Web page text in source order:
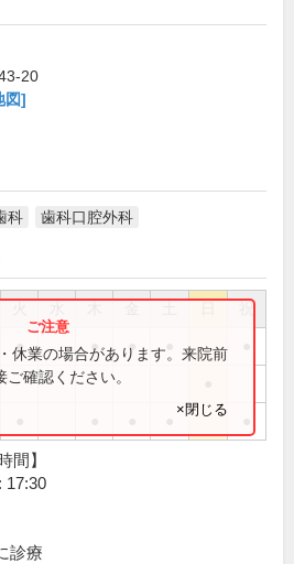
20
図]
科 歯科口腔外科
祝
● ● ●
休業の場合があります。来院前
確認ください。
×閉じる
間】
17:30
診療